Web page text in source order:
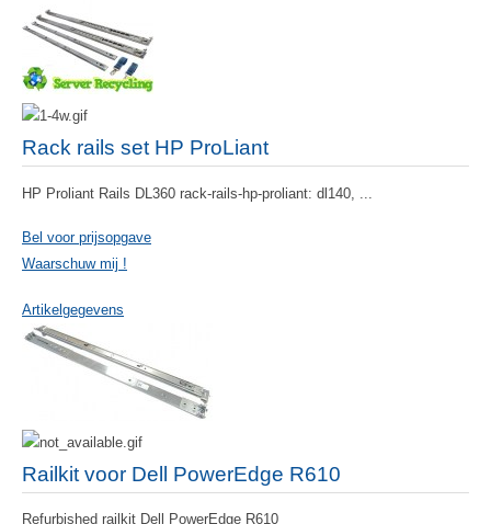
Rack rails set HP ProLiant
HP Proliant Rails DL360 rack-rails-hp-proliant: dl140, ...
Bel voor prijsopgave
Waarschuw mij !
Artikelgegevens
Railkit voor Dell PowerEdge R610
Refurbished railkit Dell PowerEdge R610